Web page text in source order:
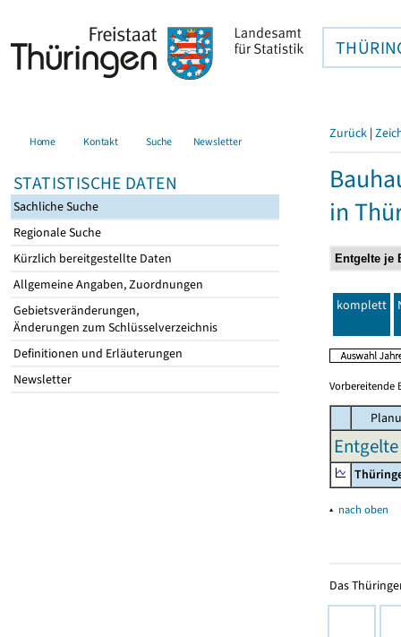
Home Kontakt Suche Newsletter
STATISTISCHE DATEN
Sachliche Suche
Regionale Suche
Kürzlich bereitgestellte Daten
Allgemeine Angaben, Zuordnungen
Gebietsveränderungen,
Änderungen zum Schlüsselverzeichnis
Definitionen und Erläuterungen
Newsletter
Zurück |
in
komplett
Vorbereitende
▴ nach oben
Das